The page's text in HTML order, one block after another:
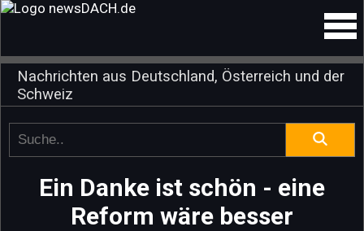
Nachrichten aus Deutschland, Österreich und der
Schweiz
Ein Danke ist schön - eine
Reform wäre besser